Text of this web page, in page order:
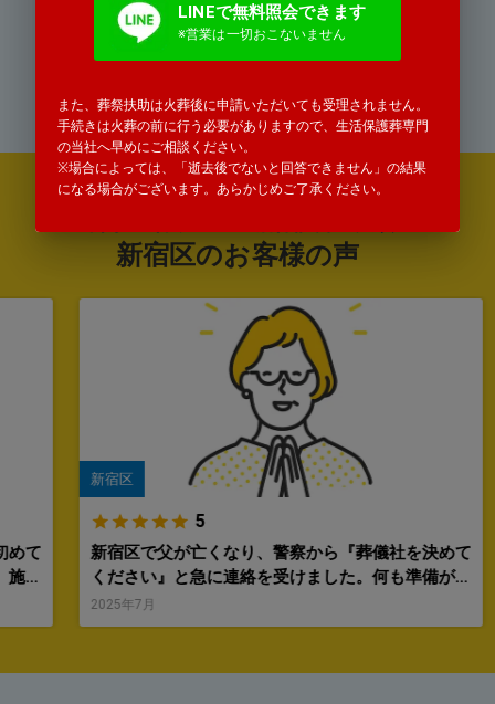
0120-771-552
受付時間 24時間365日対応
新宿区のお客様の声
めて
施設
て、
今後
新宿区
5
新宿区で父が亡くなり、警察から『葬儀社を決めて
ください』と急に連絡を受けました。何も準備がで
きていない状態で戸惑いましたが、御社に電話した
ところ、最初から最後までとても丁寧に対応してい
費用がどのくらいかかるのか大きな不安がありまし
2025年7月
LINEで無料照会できます
※営業は一切おこないません
また、葬祭扶助は火葬後に申請いただいても受理されません。
手続きは火葬の前に行う必要がありますので、生活保護葬専門
の当社へ早めにご相談ください。
※場合によっては、「逝去後でないと回答できません」の結果
になる場合がございます。あらかじめご了承ください。